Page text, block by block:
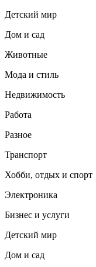
Детский мир
Дом и сад
Животные
Мода и стиль
Недвижимость
Работа
Разное
Транспорт
Хобби, отдых и спорт
Электроника
Бизнес и услуги
Детский мир
Дом и сад